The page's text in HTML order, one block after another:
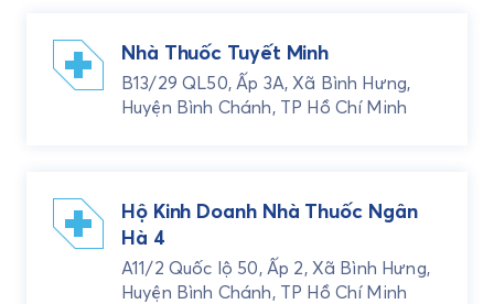
Nhà Thuốc Tuyết Minh
B13/29 QL50, Ấp 3A, Xã Bình Hưng,
Huyện Bình Chánh, TP Hồ Chí Minh
Hộ Kinh Doanh Nhà Thuốc Ngân
Hà 4
A11/2 Quốc lộ 50, Ấp 2, Xã Bình Hưng,
Huyện Bình Chánh, TP Hồ Chí Minh